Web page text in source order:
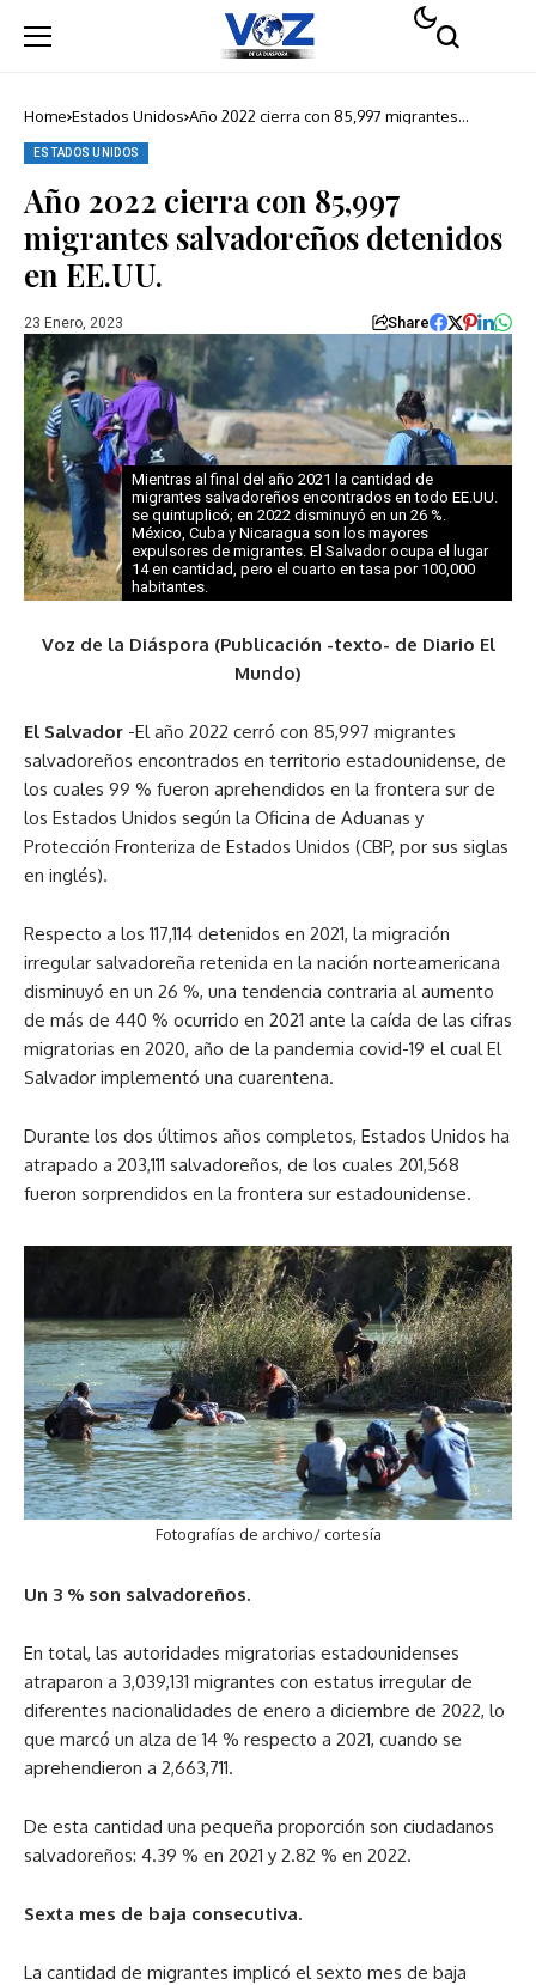
Home Estados Unidos Año 2022 cierra con 85,997 migrantes
ESTADOS UNIDOS
Año 2022 cierra con 85,997
migrantes salvadoreños detenidos
en EE.UU.
23 Enero, 2023 Share
Mientras al final del año 2021 la cantidad de
migrantes salvadoreños encontrados en todo EE.UU.
se quintuplicó; en 2022 disminuyó en un 26 %.
México, Cuba y Nicaragua son los mayores
expulsores de migrantes. El Salvador ocupa el lugar
14 en cantidad, pero el cuarto en tasa por 100,000
habitantes.
Voz de la Diáspora (Publicación -texto- de Diario El
Mundo)
El Salvador -El año 2022 cerró con 85,997 migrantes
salvadoreños encontrados en territorio estadounidense, de
los cuales 99 % fueron aprehendidos en la frontera sur de
los Estados Unidos según la Oficina de Aduanas y
Protección Fronteriza de Estados Unidos (CBP, por sus siglas
en inglés).
Respecto a los 117,114 detenidos en 2021, la migración
irregular salvadoreña retenida en la nación norteamericana
disminuyó en un 26 %, una tendencia contraria al aumento
de más de 440 % ocurrido en 2021 ante la caída de las cifras
migratorias en 2020, año de la pandemia covid-19 el cual El
Salvador implementó una cuarentena.
Durante los dos últimos años completos, Estados Unidos ha
atrapado a 203,111 salvadoreños, de los cuales 201,568
fueron sorprendidos en la frontera sur estadounidense.
Fotografías de archivo/ cortesía
Un 3 % son salvadoreños.
En total, las autoridades migratorias estadounidenses
atraparon a 3,039,131 migrantes con estatus irregular de
diferentes nacionalidades de enero a diciembre de 2022, lo
que marcó un alza de 14 % respecto a 2021, cuando se
aprehendieron a 2,663,711.
De esta cantidad una pequeña proporción son ciudadanos
salvadoreños: 4.39 % en 2021 y 2.82 % en 2022.
Sexta mes de baja consecutiva.
La cantidad de migrantes implicó el sexto mes de baja